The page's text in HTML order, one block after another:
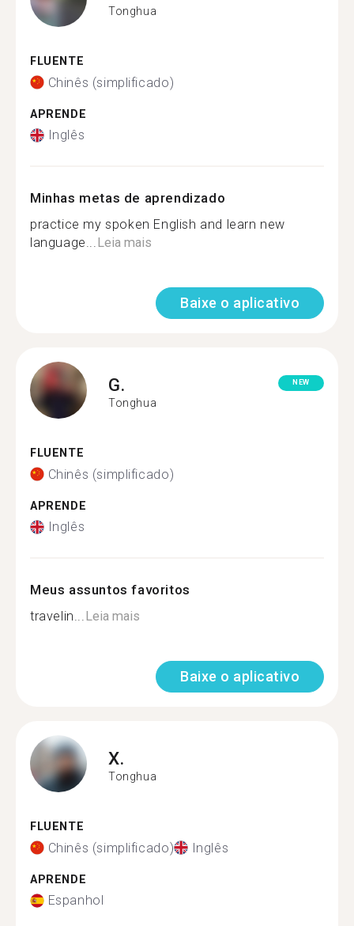
Tonghua
FLUENTE
Chinês (simplificado)
APRENDE
Inglês
Minhas metas de aprendizado
practice my spoken English and learn new
language...Leia mais
Baixe o aplicativo
G.
Tonghua
NEW
FLUENTE
Chinês (simplificado)
APRENDE
Inglês
Meus assuntos favoritos
travelin...Leia mais
Baixe o aplicativo
X.
Tonghua
FLUENTE
Chinês (simplificado) Inglês
APRENDE
Espanhol